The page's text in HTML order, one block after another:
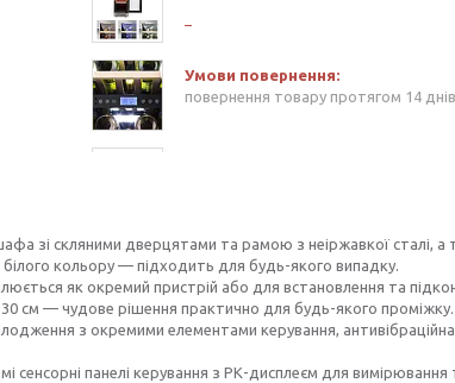
повернення товару протягом 14 днів
зі скляними дверцятами та рамою з неіржавкої сталі, а
білого кольору — підходить для будь-якого випадку.
як окремий пристрій або для встановлення та
см — чудове рішення практично для будь-якого проміжку.
з окремими елементами керування,
сенсорні панелі керування з РК-дисплеєм для вимірювання